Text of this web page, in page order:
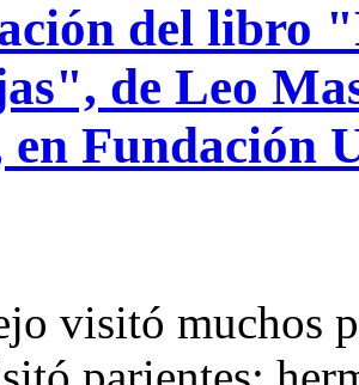
del libro
de Leo
Fundación
visitó muchos